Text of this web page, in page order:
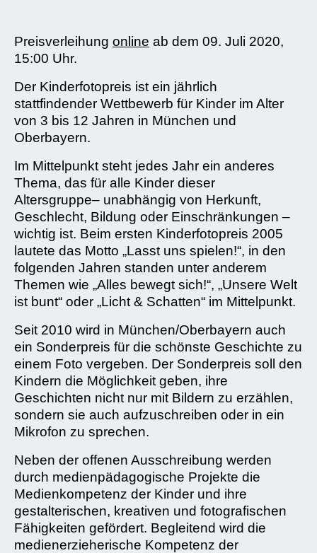
Preisverleihung online ab dem 09. Juli 2020,
15:00 Uhr.
Der Kinderfotopreis ist ein jährlich
stattfindender Wettbewerb für Kinder im Alter
von 3 bis 12 Jahren in München und
Oberbayern.
Im Mittelpunkt steht jedes Jahr ein anderes
Thema, das für alle Kinder dieser
Altersgruppe– unabhängig von Herkunft,
Geschlecht, Bildung oder Einschränkungen –
wichtig ist. Beim ersten Kinderfotopreis 2005
lautete das Motto „Lasst uns spielen!“, in den
folgenden Jahren standen unter anderem
Themen wie „Alles bewegt sich!“, „Unsere Welt
ist bunt“ oder „Licht & Schatten“ im Mittelpunkt.
Seit 2010 wird in München/Oberbayern auch
ein Sonderpreis für die schönste Geschichte zu
einem Foto vergeben. Der Sonderpreis soll den
Kindern die Möglichkeit geben, ihre
Geschichten nicht nur mit Bildern zu erzählen,
sondern sie auch aufzuschreiben oder in ein
Mikrofon zu sprechen.
Neben der offenen Ausschreibung werden
durch medienpädagogische Projekte die
Medienkompetenz der Kinder und ihre
gestalterischen, kreativen und fotografischen
Fähigkeiten gefördert. Begleitend wird die
medienerzieherische Kompetenz der